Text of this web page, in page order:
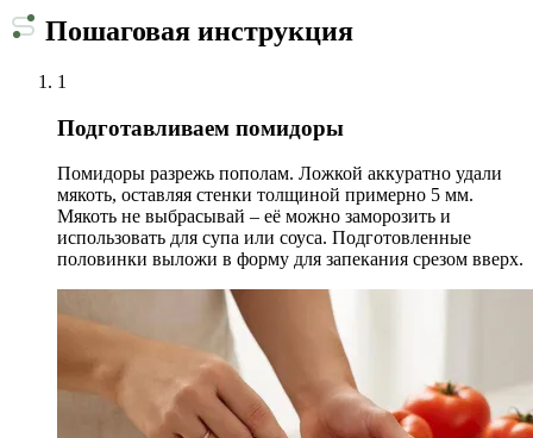
Пошаговая инструкция
1
Подготавливаем помидоры
Помидоры разрежь пополам. Ложкой аккуратно удали
мякоть, оставляя стенки толщиной примерно 5 мм.
Мякоть не выбрасывай – её можно заморозить и
использовать для супа или соуса. Подготовленные
половинки выложи в форму для запекания срезом вверх.